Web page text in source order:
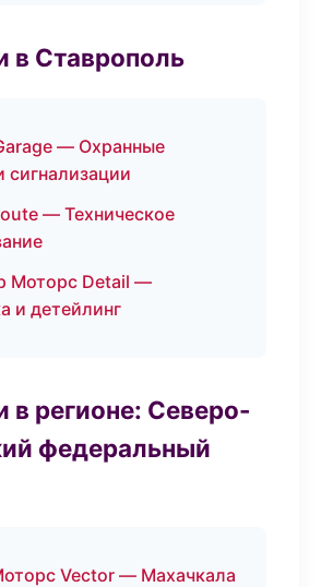
в Ставрополь
— Охранные
сигнализации
— Техническое
Моторс Detail —
и детейлинг
в регионе: Северо-
федеральный
Vector — Махачкала